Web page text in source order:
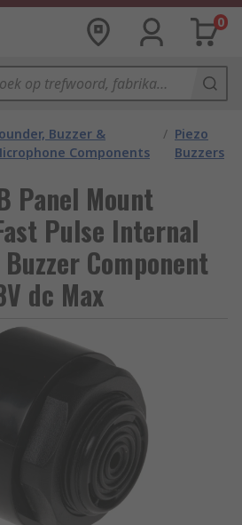
0
Buzzer &
Components
/ Piezo
Buzzers
Panel Mount
Pulse Internal
Component
dc Max